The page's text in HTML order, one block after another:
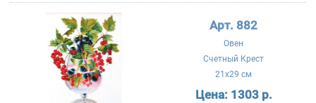
Арт. 882
Овен
Счетный Крест
21x29 см
Цена: 1303 р.